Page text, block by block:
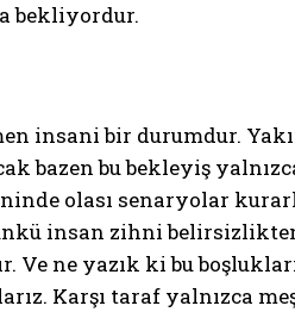
bekliyordur.
insani bir durumdur.
bazen bu bekleyiş
olası senaryolar
insan zihni
ne yazık ki bu
Karşı taraf yalnızca